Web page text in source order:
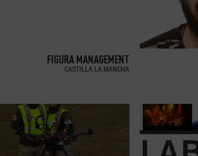
FIGURA MANAGEMENT
CASTILLA LA MANCHA